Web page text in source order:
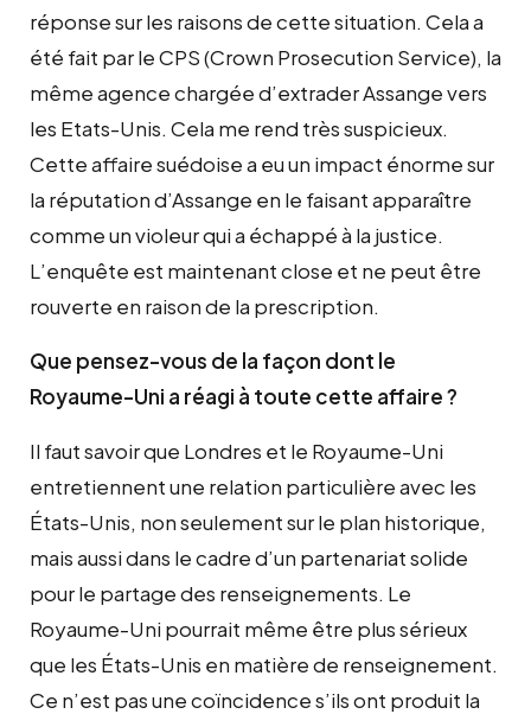
réponse sur les raisons de cette situation. Cela a
été fait par le CPS (Crown Prosecution Service), la
même agence chargée d’extrader Assange vers
les Etats-Unis. Cela me rend très suspicieux.
Cette affaire suédoise a eu un impact énorme sur
la réputation d’Assange en le faisant apparaître
comme un violeur qui a échappé à la justice.
L’enquête est maintenant close et ne peut être
rouverte en raison de la prescription.
Que pensez-vous de la façon dont le
Royaume-Uni a réagi à toute cette affaire ?
Il faut savoir que Londres et le Royaume-Uni
entretiennent une relation particulière avec les
États-Unis, non seulement sur le plan historique,
mais aussi dans le cadre d’un partenariat solide
pour le partage des renseignements. Le
Royaume-Uni pourrait même être plus sérieux
que les États-Unis en matière de renseignement.
Ce n’est pas une coïncidence s’ils ont produit la